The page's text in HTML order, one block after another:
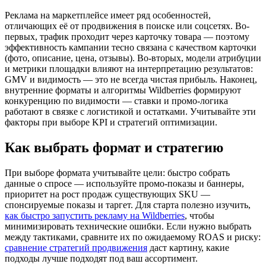
Реклама на маркетплейсе имеет ряд особенностей,
отличающих её от продвижения в поиске или соцсетях. Во-
первых, трафик проходит через карточку товара — поэтому
эффективность кампании тесно связана с качеством карточки
(фото, описание, цена, отзывы). Во-вторых, модели атрибуции
и метрики площадки влияют на интерпретацию результатов:
GMV и видимость — это не всегда чистая прибыль. Наконец,
внутренние форматы и алгоритмы Wildberries формируют
конкуренцию по видимости — ставки и промо-логика
работают в связке с логистикой и остатками. Учитывайте эти
факторы при выборе KPI и стратегий оптимизации.
Как выбрать формат и стратегию
При выборе формата учитывайте цели: быстро собрать
данные о спросе — используйте промо-показы и баннеры,
приоритет на рост продаж существующих SKU —
спонсируемые показы и таргет. Для старта полезно изучить,
как быстро запустить рекламу на Wildberries, чтобы
минимизировать технические ошибки. Если нужно выбрать
между тактиками, сравните их по ожидаемому ROAS и риску:
сравнение стратегий продвижения даст картину, какие
подходы лучше подходят под ваш ассортимент.